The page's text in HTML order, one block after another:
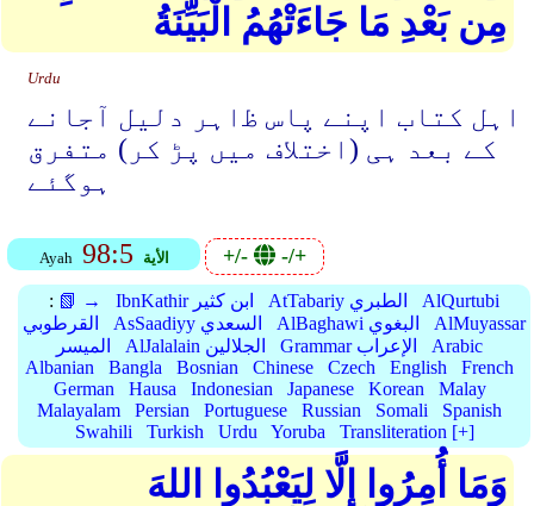
مِن بَعْدِ مَا جَاءَتْهُمُ الْبَيِّنَةُ
Urdu
اہل کتاب اپنے پاس ﻇاہر دلیل آجانے
کے بعد ہی (اختلاف میں پڑ کر) متفرق
ہوگئے
Ayah 98:5 الأية +/- -/+
: 📗 → IbnKathir ابن كثير AtTabariy الطبري
AlQurtubi
القرطوبي
AsSaadiyy السعدي AlBaghawi البغوي
AlMuyassar
الميسر
AlJalalain الجلالين Grammar الإعراب
Arabic
Albanian
Bangla Bosnian Chinese Czech English
French
German
Hausa Indonesian Japanese Korean
Malay
Malayalam
Persian Portuguese Russian Somali
Spanish
Swahili
Turkish Urdu Yoruba Transliteration [+]
وَمَا أُمِرُوا إِلَّا لِيَعْبُدُوا اللهَ